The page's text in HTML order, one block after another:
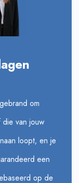
om
die van jouw
loopt, en je
een
op de